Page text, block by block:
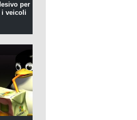
per
i veicoli